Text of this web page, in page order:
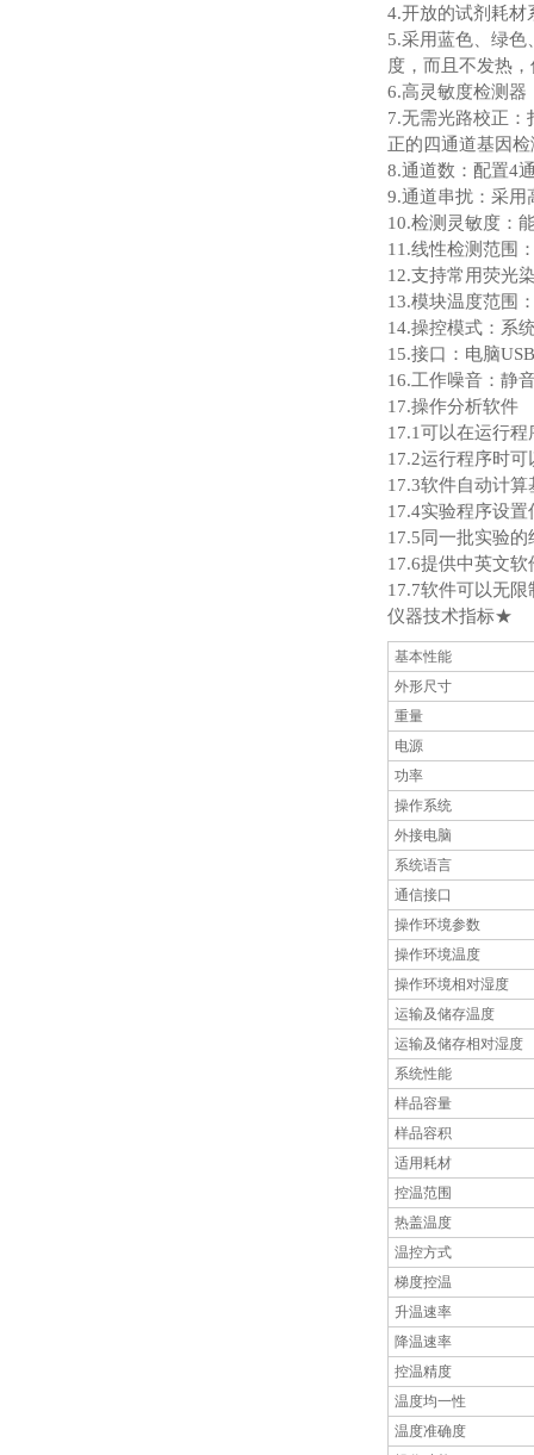
4.开放的试剂耗材
5.采用蓝色、绿
度，而且不发热
6.高灵敏度检测器
7.无需光路校正
正的四通道基因
8.通道数：配置4
9.通道串扰：采用
10.检测灵敏度：
11.线性检测范围
12.支持常用荧光
13.模块温度范围
14.操控模式：系
15.接口：电脑
16.工作噪音：静
17.操作分析软件
17.1可以在运行
17.2运行程序时
17.3软件自动计
17.4实验程序设
17.5同一批实验
17.6提供中英文
17.7软件可以无
仪器技术指标★
基本性能
外形尺寸
重量
电源
功率
操作系统
外接电脑
系统语言
通信接口
操作环境参数
操作环境温度
操作环境相对湿度
运输及储存温度
运输及储存相对湿度
系统性能
样品容量
样品容积
适用耗材
控温范围
热盖温度
温控方式
梯度控温
升温速率
降温速率
控温精度
温度均一性
温度准确度